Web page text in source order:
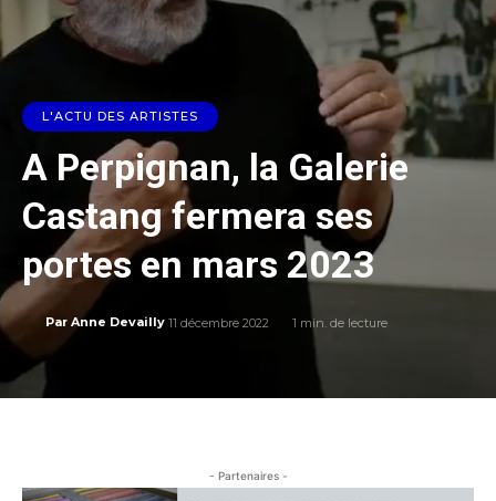
L'ACTU DES ARTISTES
A Perpignan, la Galerie
Castang fermera ses
portes en mars 2023
Par Anne Devailly 11 décembre 2022 1 min. de lecture
- Partenaires -